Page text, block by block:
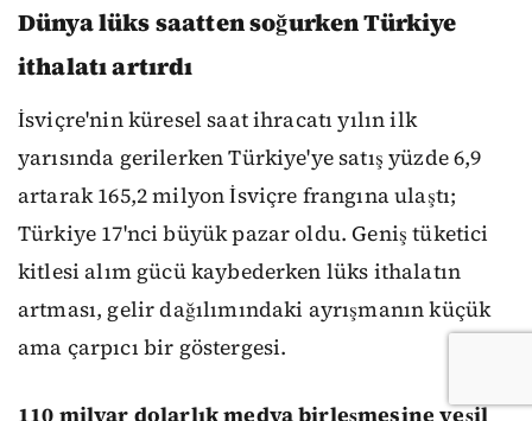
Dünya lüks saatten soğurken Türkiye
ithalatı artırdı
İsviçre'nin küresel saat ihracatı yılın ilk
yarısında gerilerken Türkiye'ye satış yüzde 6,9
artarak 165,2 milyon İsviçre frangına ulaştı;
Türkiye 17'nci büyük pazar oldu. Geniş tüketici
kitlesi alım gücü kaybederken lüks ithalatın
artması, gelir dağılımındaki ayrışmanın küçük
ama çarpıcı bir göstergesi.
110 milyar dolarlık medya birleşmesine yeşil